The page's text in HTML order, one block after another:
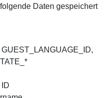
Daten gespeichert